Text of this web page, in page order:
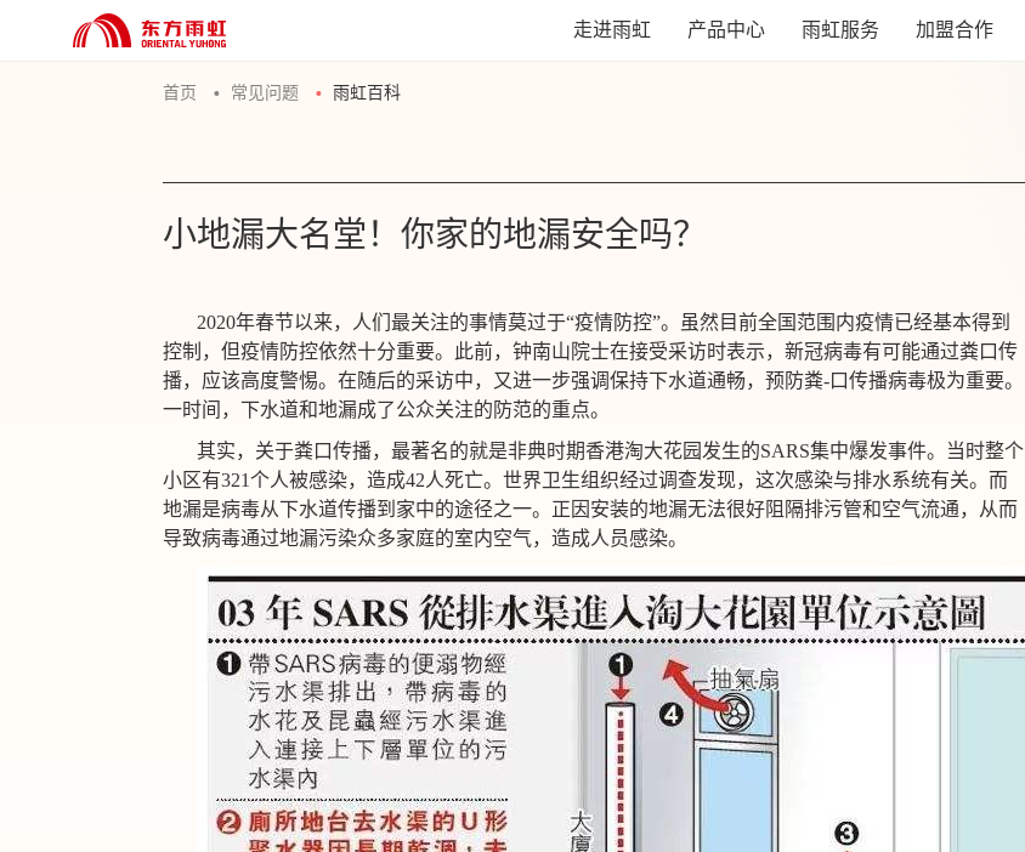
走进雨虹 产品中心 雨虹服务 加盟合作
首页 常见问题 雨虹百科
小地漏大名堂！你家的地漏安全吗？
2020年春节以来，人们最关注的事情莫过于“疫情防控”。虽然目前全国范围内疫情已经基本得到
控制，但疫情防控依然十分重要。此前，钟南山院士在接受采访时表示，新冠病毒有可能通过粪口传
播，应该高度警惕。在随后的采访中，又进一步强调保持下水道通畅，预防粪-口传播病毒极为重要。
一时间，下水道和地漏成了公众关注的防范的重点。
其实，关于粪口传播，最著名的就是非典时期香港淘大花园发生的SARS集中爆发事件。当时整个
小区有321个人被感染，造成42人死亡。世界卫生组织经过调查发现，这次感染与排水系统有关。而
地漏是病毒从下水道传播到家中的途径之一。正因安装的地漏无法很好阻隔排污管和空气流通，从而
导致病毒通过地漏污染众多家庭的室内空气，造成人员感染。